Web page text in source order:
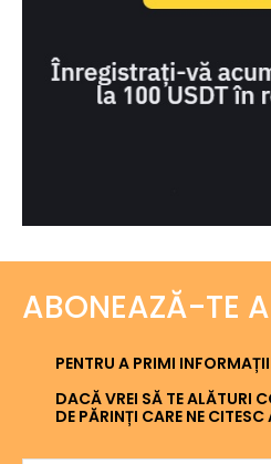
ABONEAZĂ-TE
PENTRU A PRIMI
DACĂ VREI SĂ TE ALĂTURI
DE PĂRINȚI CARE NE CITESC